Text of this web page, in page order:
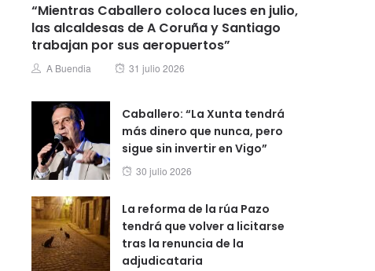
“Mientras Caballero coloca luces en julio,
las alcaldesas de A Coruña y Santiago
trabajan por sus aeropuertos”
Author
A Buendia
Posted
31 julio 2026
Caballero: “La Xunta tendrá
más dinero que nunca, pero
sigue sin invertir en Vigo”
Posted
30 julio 2026
La reforma de la rúa Pazo
tendrá que volver a licitarse
tras la renuncia de la
adjudicataria